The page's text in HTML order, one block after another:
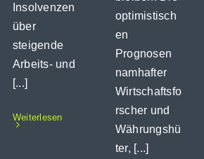
Insolvenzen
über
steigende
Arbeits- und
[...]
Weiterlesen
optimistisch
en
Prognosen
namhafter
Wirtschaftsfo
rscher und
Währungshü
ter, [...]